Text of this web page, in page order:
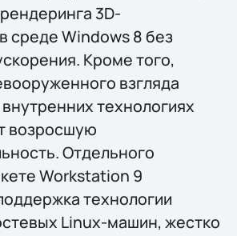
3D-
среде Windows 8 без
Кроме того,
взгляда
технологиях
возросшую
Отдельного
Workstation 9
технологии
Linux-машин, жестко